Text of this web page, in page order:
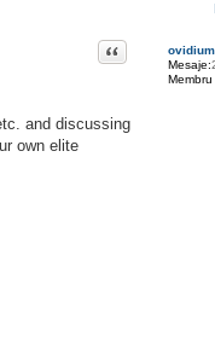
Mesaje:
Membru
Citat
and discussing
own elite